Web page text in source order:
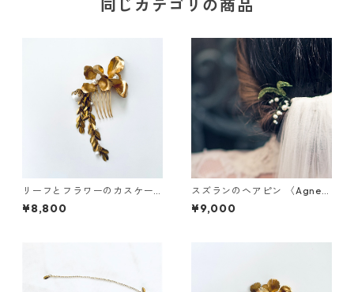
同じカテゴリの商品
リーフとフラワーのカスケー
ドコーム
¥8,800
スズランのヘアピン 〈Agnes
WALKER〉
¥9,000